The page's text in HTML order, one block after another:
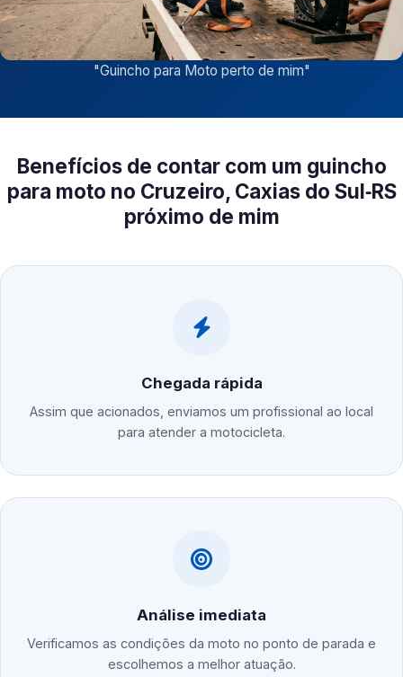
"Guincho para Moto perto de mim"
Benefícios de contar com um guincho
para moto no Cruzeiro, Caxias do Sul‑RS
próximo de mim
Chegada rápida
Assim que acionados, enviamos um profissional ao local
para atender a motocicleta.
Análise imediata
Verificamos as condições da moto no ponto de parada e
escolhemos a melhor atuação.